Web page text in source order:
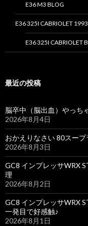
E36 M3 BLOG
E36 325I CABRIOLET 1993
E36 325I CABRIOLET
最近の投稿
脳卒中（脳出血）やっち
2026年8月4日
おかえりなさい 80スープ
2026年8月3日
GC8 インプレッサWRX
理
2026年8月2日
GC8 インプレッサWRX
一発目で好感触♪
2026年8月1日